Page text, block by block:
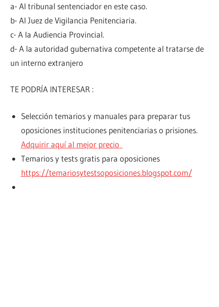
a- Al tribunal sentenciador en este caso.
b- Al Juez de Vigilancia Penitenciaria.
c- A la Audiencia Provincial.
d- A la autoridad gubernativa competente al tratarse de
un interno extranjero
TE PODRÍA INTERESAR :
Selección temarios y manuales para preparar tus
oposiciones instituciones penitenciarias o prisiones.
Adquirir aquí al mejor precio
Temarios y tests gratis para oposiciones
https://temariosytestsoposiciones.blogspot.com/